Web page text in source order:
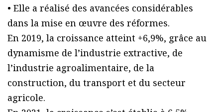
• Elle a réalisé des avancées considérables
dans la mise en œuvre des réformes.
En 2019, la croissance atteint +6,9%, grâce au
dynamisme de l’industrie extractive, de
l’industrie agroalimentaire, de la
construction, du transport et du secteur
agricole.